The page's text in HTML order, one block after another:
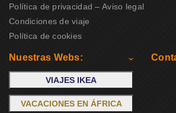
Política de privacidad – Aviso legal
Condiciones de viaje
Política de cookies
Nuestras Webs:
VIAJES IKEA
VACACIONES EN ÁFRICA